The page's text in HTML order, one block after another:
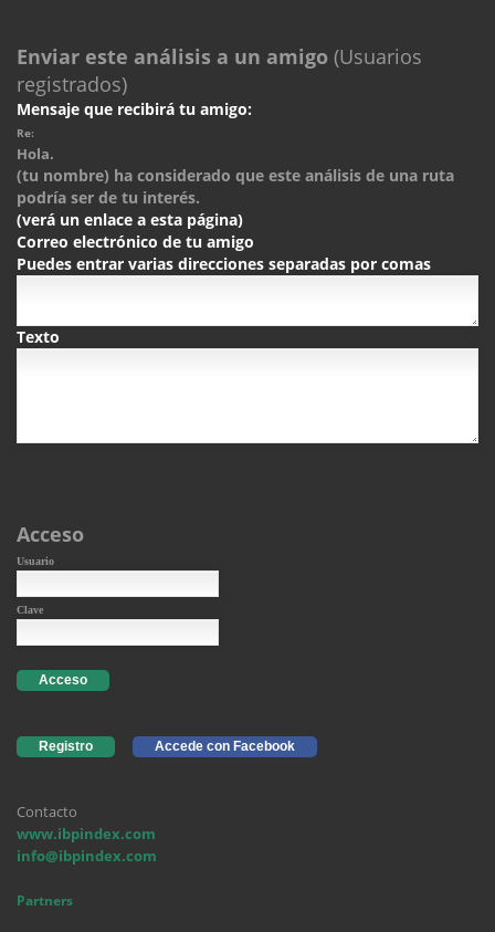
Enviar este análisis a un amigo (Usuarios
registrados)
Mensaje que recibirá tu amigo:
Re:
Hola.
(tu nombre) ha considerado que este análisis de una ruta
podría ser de tu interés.
(verá un enlace a esta página)
Correo electrónico de tu amigo
Puedes entrar varias direcciones separadas por comas
Texto
Acceso
Usuario
Clave
Acceso
Registro Accede con Facebook
Contacto
www.ibpindex.com
info@ibpindex.com
Partners